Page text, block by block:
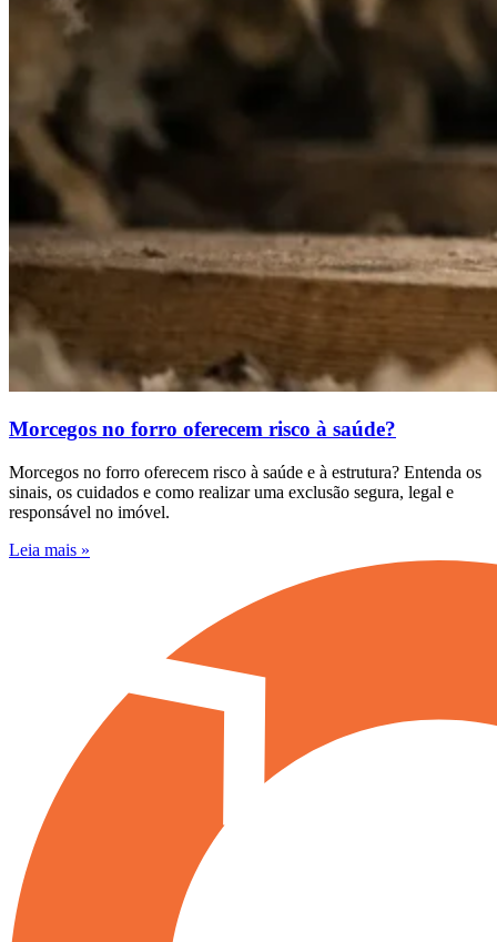
Morcegos no forro oferecem risco à saúde?
Morcegos no forro oferecem risco à saúde e à estrutura? Entenda os
sinais, os cuidados e como realizar uma exclusão segura, legal e
responsável no imóvel.
Leia mais »